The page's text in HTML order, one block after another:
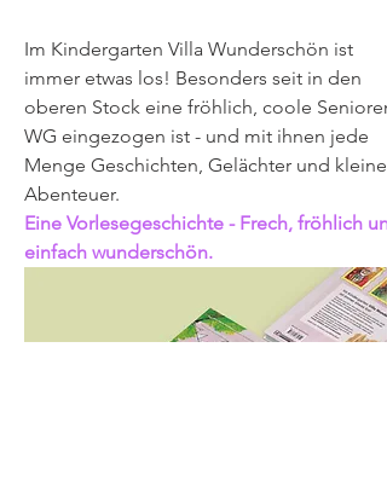
Im Kindergarten Villa Wunderschön ist
immer etwas los! Besonders seit in den
oberen Stock eine fröhlich, coole
WG eingezogen ist - und mit ihnen jede
Menge Geschichten, Gelächter und kleine
Abenteuer.
Eine Vorlesegeschichte - Frech, fröhlich
einfach wunderschön.